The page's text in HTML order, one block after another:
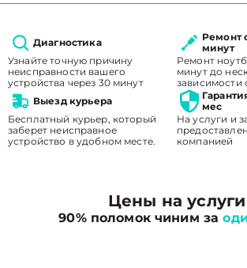
Диагностика
Узнайте точную причину
неисправности вашего
устройства через 30 минут
Ремонт
минут
Ремонт
минут до
зависимости
Выезд курьера
Бесплатный курьер, который
заберет неисправное
устройство в удобном месте.
мес
На услуги и
компанией
Цены на услуги
90% поломок чиним за